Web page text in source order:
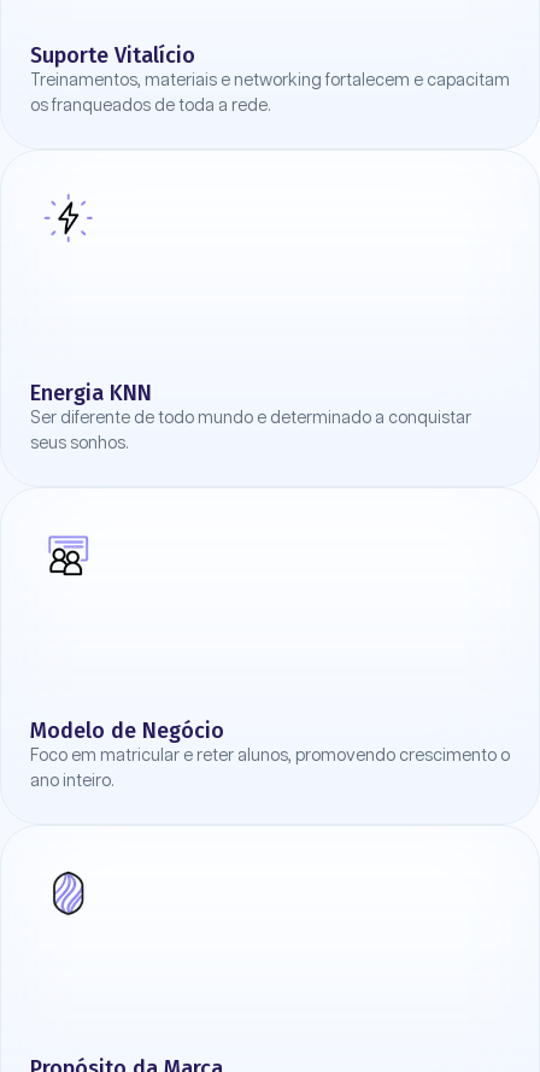
Suporte Vitalício
Treinamentos, materiais e networking fortalecem e capacitam
os franqueados de toda a rede.
Energia KNN
Ser diferente de todo mundo e determinado a conquistar
seus sonhos.
Modelo de Negócio
Foco em matricular e reter alunos, promovendo crescimento o
ano inteiro.